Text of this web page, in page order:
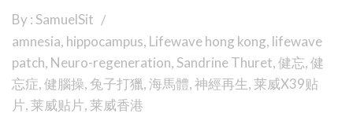
By : SamuelSit
amnesia, hippocampus, Lifewave hong kong, lifewave
patch, Neuro-regeneration, Sandrine Thuret,健忘,健
忘症,健腦操, 兔子打獵, 海馬體,神經再生,莱威X39贴
片,莱威贴片,莱威香港